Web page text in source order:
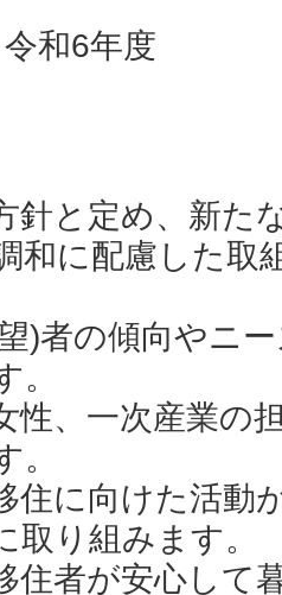
和6年度
と定め、新た
和に配慮した取
の傾向やニー
。
一次産業の担
。
向けた活動が
取り組みます。
が安心して暮